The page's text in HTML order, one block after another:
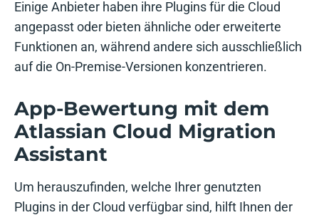
Einige Anbieter haben ihre Plugins für die Cloud
angepasst oder bieten ähnliche oder erweiterte
Funktionen an, während andere sich ausschließlich
auf die On-Premise-Versionen konzentrieren.
App-Bewertung mit dem
Atlassian Cloud Migration
Assistant
Um herauszufinden, welche Ihrer genutzten
Plugins in der Cloud verfügbar sind, hilft Ihnen der